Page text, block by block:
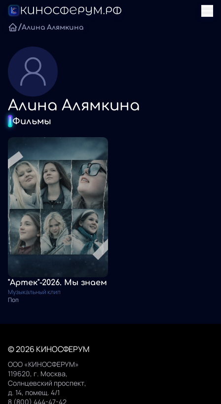
/Алина Алямкина
Алина Алямкина
Фильмы
"Артек"-2026. Мы знаем
Музыкальный клип
Поп
© 2026 КИНОСФЕРУМ
ООО «КИНОСФЕРУМ»
119620, г. Москва,
Солнцевский проспект,
д. 14, помещ. 4/1
8 (800) 444-47-42